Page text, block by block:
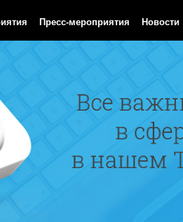
Пресс-мероприятия Новости